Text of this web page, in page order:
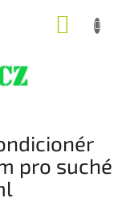
pro suché